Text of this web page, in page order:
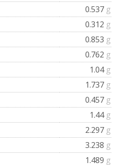
0.537 g
0.312 g
0.853 g
0.762 g
1.04 g
1.737 g
0.457 g
1.44 g
2.297 g
3.238 g
1.489 g